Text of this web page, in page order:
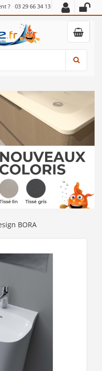
? 03 29 66 34 13
BORA